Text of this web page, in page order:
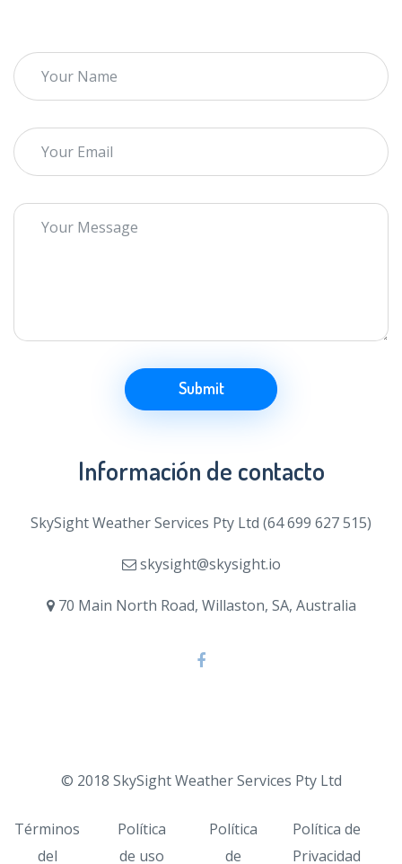
Submit
Información de contacto
SkySight Weather Services Pty Ltd (64 699 627 515)
skysight@skysight.io
70 Main North Road, Willaston, SA, Australia
© 2018 SkySight Weather Services Pty Ltd
Términos
del
Política
de uso
Política
de
Política de
Privacidad